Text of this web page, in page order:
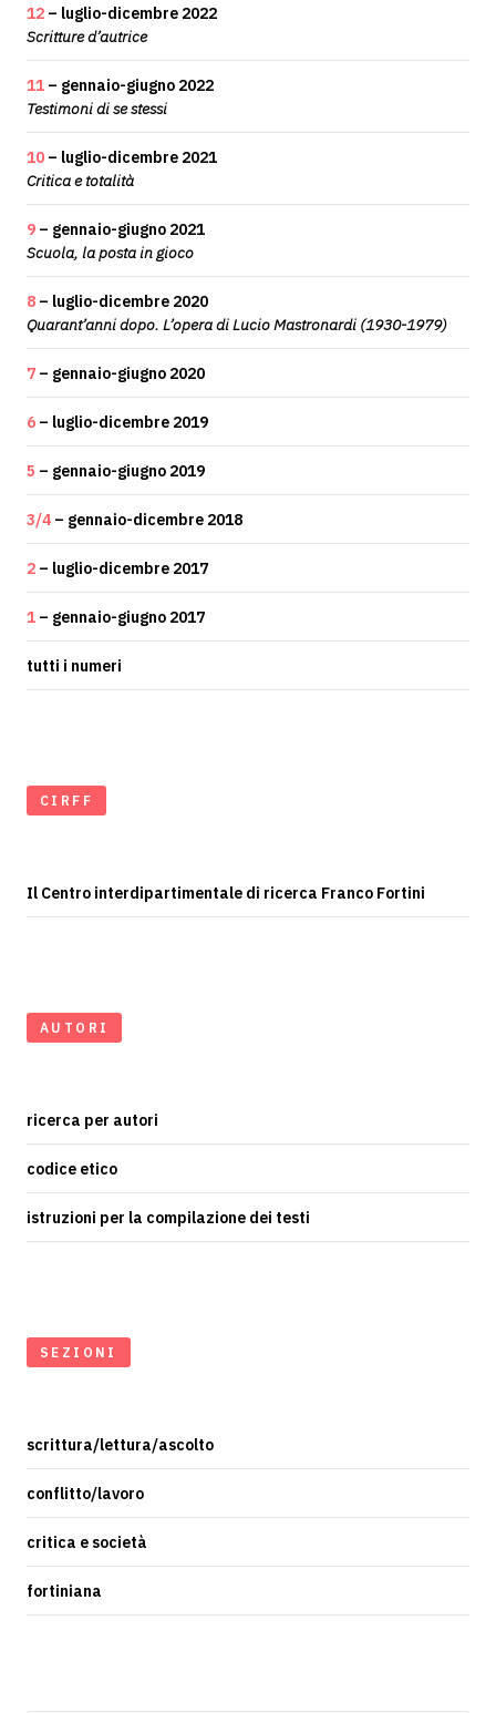
12 – luglio-dicembre 2022
Scritture d’autrice
11 – gennaio-giugno 2022
Testimoni di se stessi
10 – luglio-dicembre 2021
Critica e totalità
9 – gennaio-giugno 2021
Scuola, la posta in gioco
8 – luglio-dicembre 2020
Quarant’anni dopo. L’opera di Lucio Mastronardi (1930-1979)
7 – gennaio-giugno 2020
6 – luglio-dicembre 2019
5 – gennaio-giugno 2019
3/4 – gennaio-dicembre 2018
2 – luglio-dicembre 2017
1 – gennaio-giugno 2017
tutti i numeri
CIRFF
Il Centro interdipartimentale di ricerca Franco Fortini
AUTORI
ricerca per autori
codice etico
istruzioni per la compilazione dei testi
SEZIONI
scrittura/lettura/ascolto
conflitto/lavoro
critica e società
fortiniana